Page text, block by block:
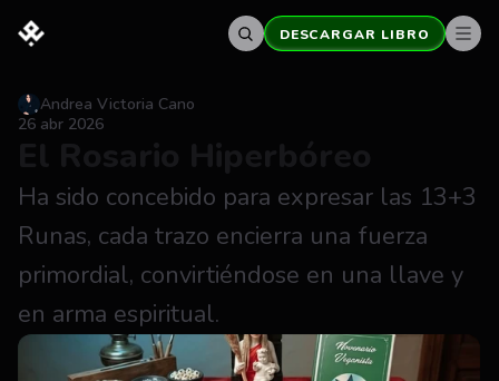
DESCARGAR LIBRO
26 abr 2026
Andrea Victoria Cano
Ha sido concebido para expresar las 13+3
Runas, cada trazo encierra una fuerza
primordial, convirtiéndose en una llave y
en arma espiritual.